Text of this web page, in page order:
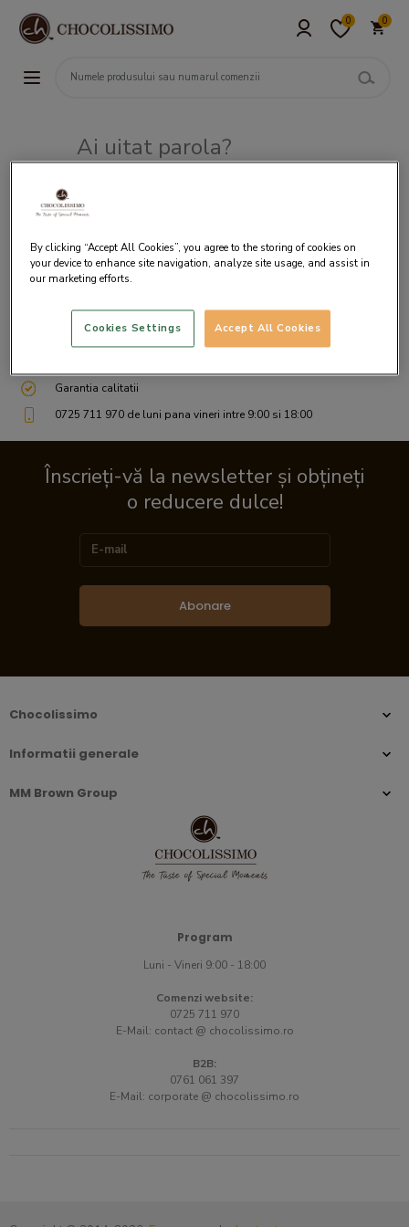
0 0
Ai uitat parola?
Livrare gratuita incepand cu 200 lei
Garantia calitatii
0725 711 970 de luni pana vineri intre 9:00 si 18:00
Înscrieți-vă la newsletter și obțineți
o reducere dulce!
Abonare
Chocolissimo
Informatii generale
MM Brown Group
Program
Luni - Vineri 9:00 - 18:00
Comenzi website:
0725 711 970
E-Mail: contact @ chocolissimo.ro
B2B:
0761 061 397
E-Mail: corporate @ chocolissimo.ro
By clicking “Accept All Cookies”, you agree to the storing of cookies on
your device to enhance site navigation, analyze site usage, and assist in
our marketing efforts.
Accept All Cookies
Cookies Settings